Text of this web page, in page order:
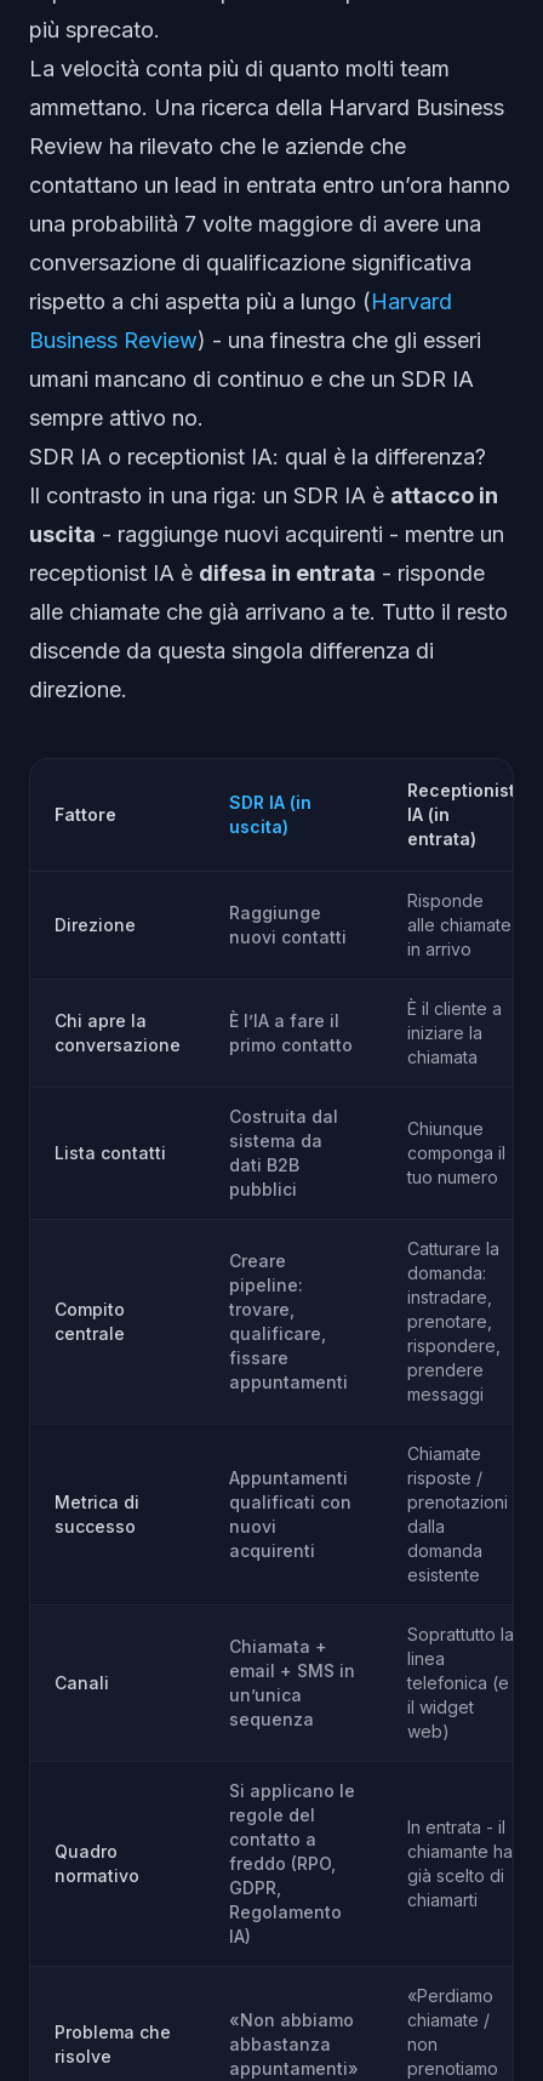
più sprecato.
La velocità conta più di quanto molti team
ammettano. Una ricerca della Harvard Business
Review ha rilevato che le aziende che
contattano un lead in entrata entro un’ora hanno
una probabilità 7 volte maggiore di avere una
conversazione di qualificazione significativa
rispetto a chi aspetta più a lungo (Harvard
Business Review) - una finestra che gli esseri
umani mancano di continuo e che un SDR IA
sempre attivo no.
SDR IA o receptionist IA: qual è la differenza?
Il contrasto in una riga: un SDR IA è attacco in
uscita - raggiunge nuovi acquirenti - mentre un
receptionist IA è difesa in entrata - risponde
alle chiamate che già arrivano a te. Tutto il resto
discende da questa singola differenza di
direzione.
Fattore
SDR IA (in
uscita)
Receptionist
IA (in
entrata)
Direzione
Raggiunge
nuovi contatti
Risponde
alle chiamate
in arrivo
Chi apre la
conversazione
È l’IA a fare il
primo contatto
È il cliente a
iniziare la
chiamata
Lista contatti
Costruita dal
sistema da
dati B2B
pubblici
Chiunque
componga il
tuo numero
Compito
centrale
Creare
pipeline:
trovare,
qualificare,
fissare
appuntamenti
Catturare la
domanda:
instradare,
prenotare,
rispondere,
prendere
messaggi
Metrica di
successo
Appuntamenti
qualificati con
nuovi
acquirenti
Chiamate
risposte /
prenotazioni
dalla
domanda
esistente
Canali
Chiamata +
email + SMS in
un’unica
sequenza
Soprattutto la
linea
telefonica (e
il widget
web)
Quadro
normativo
Si applicano le
regole del
contatto a
freddo (RPO,
GDPR,
Regolamento
IA)
In entrata - il
chiamante ha
già scelto di
chiamarti
Problema che
risolve
«Non abbiamo
abbastanza
appuntamenti»
«Perdiamo
chiamate /
non
prenotiamo